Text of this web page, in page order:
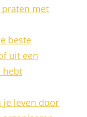
met
beste
uit een
hebt
je leven door